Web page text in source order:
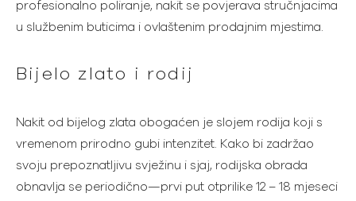
profesionalno poliranje, nakit se povjerava stručnjacima
u službenim buticima i ovlaštenim prodajnim mjestima.
Bijelo zlato i rodij
Nakit od bijelog zlata obogaćen je slojem rodija koji s
vremenom prirodno gubi intenzitet. Kako bi zadržao
svoju prepoznatljivu svježinu i sjaj, rodijska obrada
obnavlja se periodično—prvi put otprilike 12 – 18 mjeseci